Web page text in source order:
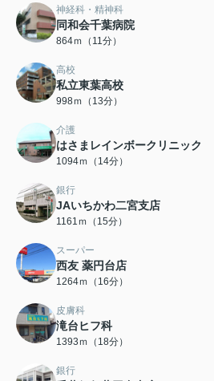
神経科・精神科
同和会千葉病院
864ｍ（11分）
高校
私立東葉高校
998ｍ（13分）
介護
はさまレインボークリニック
1094ｍ（14分）
銀行
JAいちかわ二宮支店
1161ｍ（15分）
スーパー
西友 薬円台店
1264ｍ（16分）
皮膚科
滝台ヒフ科
1393ｍ（18分）
銀行